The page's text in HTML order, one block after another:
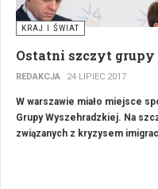
KRAJ I ŚWIAT
Ostatni szczyt grupy
REDAKCJA 24 LIPIEC 2017
W warszawie miało miejsce
Grupy Wyszehradzkiej. Na
związanych z kryzysem